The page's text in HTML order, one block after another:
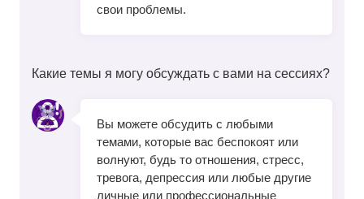
свои проблемы.
Какие темы я могу обсуждать с вами на сессиях?
Вы можете обсудить с любыми
темами, которые вас беспокоят или
волнуют, будь то отношения, стресс,
тревога, депрессия или любые другие
личные или профессиональные